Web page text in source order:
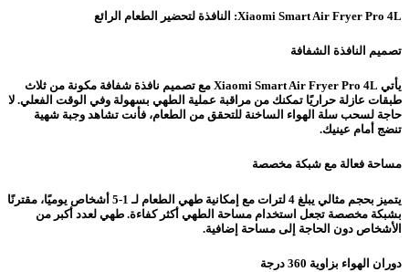
Xiaomi Smart Air Fryer Pro 4L: النافذة لتحضير الطعام الرائع
تصميم النافذة الشفافة
يأتي Xiaomi Smart Air Fryer Pro 4L مع تصميم نافذة شفافة مكونة من ثلاث
طبقات عازلة حراريًا تمكنك من مراقبة عملية الطهي بسهولة وفي الوقت الفعلي. لا
حاجة لسحب سلة الهواء الساخنة للتحقق من الطعام، فأنت تشاهد وجبة شهية
تنضج أمام عينيك.
مساحة فعالة مع شبكة مخصصة
يتميز بحجم مثالي يبلغ 4 لترات مع إمكانية طهي الطعام لـ 1-5 أشخاص يوميًا، مقترنًا
بشبكة مخصصة تجعل استخدام مساحة الطهي أكثر كفاءة. طهي لعدد أكبر من
الأشخاص دون الحاجة إلى مساحة إضافية.
دوران الهواء بزاوية 360 درجة